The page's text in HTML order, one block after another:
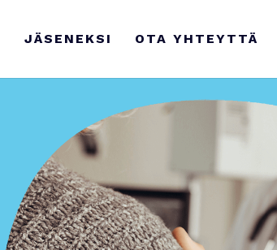
JÄSENEKSI OTA YHTEYTTÄ